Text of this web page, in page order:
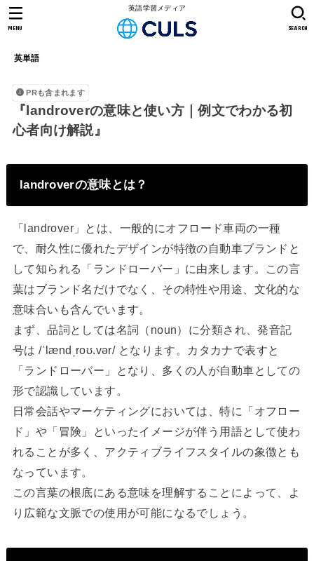
英語学習メディア
英単語
SEARCH
MENU
PRも含まれます
『landroverの意味と使い方｜例文でわかる初
心者向け解説』
landroverの意味とは？
「landrover」とは、一般的にオフロード車両の一種
で、耐久性に優れたデザインが特徴の自動車ブランドと
して知られる「ランドローバー」に由来します。この言
葉はブランド名だけでなく、その特性や用途、文化的な
意味合いも含んでいます。
まず、品詞としては名詞（noun）に分類され、発音記
号は /ˈlændˌroʊ.vər/ となります。カタカナで表すと
「ランドローバー」となり、多くの人が自動車としての
形で認識しています。
日常会話やマーケティングにおいては、特に「オフロー
ド」や「冒険」といったイメージが伴う用語として使わ
れることが多く、アクティブライフスタイルの象徴とも
なっています。
この言葉の根底にある意味を理解することによって、よ
り広範な文脈での使用が可能になるでしょう。